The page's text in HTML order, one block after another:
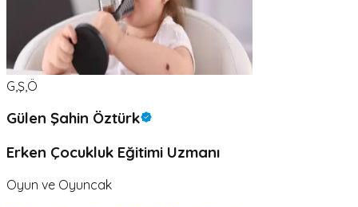
G,Ş,Ö
Gülen Şahin Öztürk
Erken Çocukluk Eğitimi Uzmanı
Oyun ve Oyuncak